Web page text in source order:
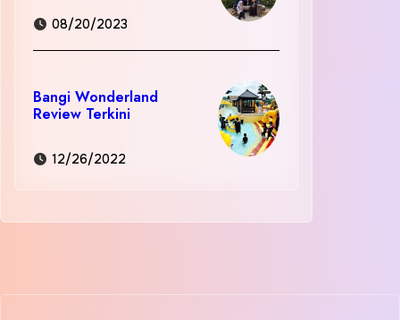
08/20/2023
Bangi Wonderland
Review Terkini
12/26/2022